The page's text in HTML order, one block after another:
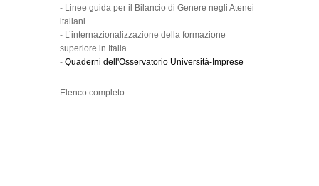
- Linee guida per il Bilancio di Genere negli Atenei
italiani
- L’internazionalizzazione della formazione
superiore in Italia.
- Quaderni dell'Osservatorio Università-Imprese
Elenco completo